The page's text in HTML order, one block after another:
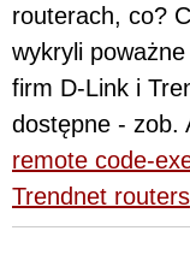
routerach, co?
wykryli
firm D-Link i
dostępne - zob.
remote code-
Trendnet routers